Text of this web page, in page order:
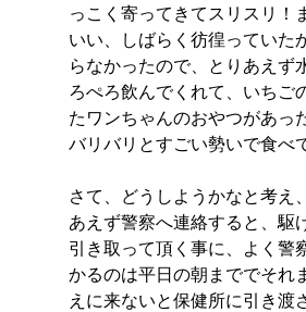
っこく寄ってきてスリスリ！
いい、しばらく彷徨っていた
らなかったので、とりあえず
ろぺろ飲んでくれて、いちご
たワンちゃんのおやつがあっ
バリバリとすごい勢いで食べ
さて、どうしようかなと考え
あえず警察へ連絡すると、駆
引き取って頂く事に、よく警
かるのは平日の朝まででそれ
えに来ないと保健所に引き渡